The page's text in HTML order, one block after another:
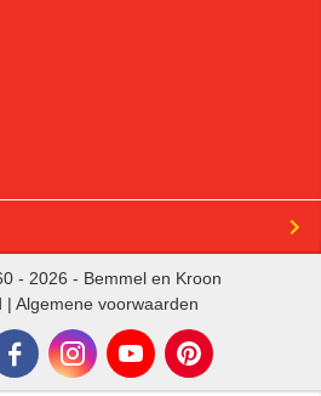
- 2026 - Bemmel en Kroon
| Algemene voorwaarden